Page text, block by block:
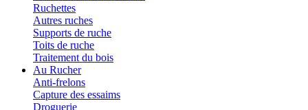
Ruchettes
Autres ruches
Supports de ruche
Toits de ruche
Traitement du bois
Au Rucher
Anti-frelons
Capture des essaims
Droguerie